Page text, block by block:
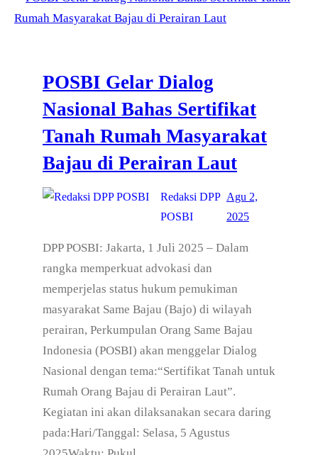
POSBI Gelar Dialog
Nasional Bahas Sertifikat
Tanah Rumah Masyarakat
Bajau di Perairan Laut
Redaksi DPP
POSBI
Agu 2,
2025
DPP POSBI: Jakarta, 1 Juli 2025 – Dalam
rangka memperkuat advokasi dan
memperjelas status hukum pemukiman
masyarakat Same Bajau (Bajo) di wilayah
perairan, Perkumpulan Orang Same Bajau
Indonesia (POSBI) akan menggelar Dialog
Nasional dengan tema:“Sertifikat Tanah untuk
Rumah Orang Bajau di Perairan Laut”.
Kegiatan ini akan dilaksanakan secara daring
pada:Hari/Tanggal: Selasa, 5 Agustus